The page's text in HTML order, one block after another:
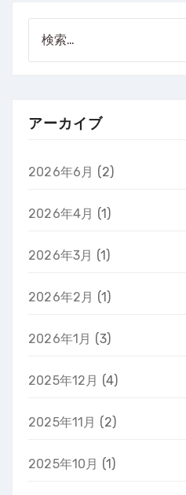
アーカイブ
2026年6月 (2)
2026年4月 (1)
2026年3月 (1)
2026年2月 (1)
2026年1月 (3)
2025年12月 (4)
2025年11月 (2)
2025年10月 (1)